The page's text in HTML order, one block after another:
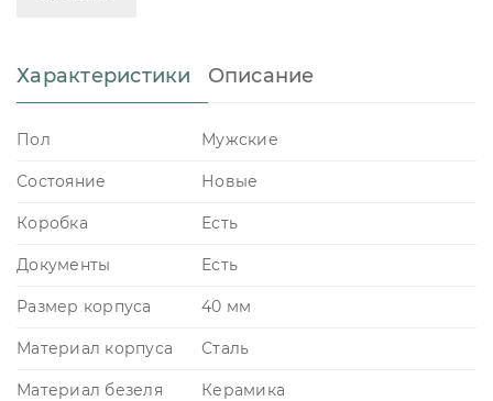
Характеристики Описание
Пол Мужские
Состояние Новые
Коробка Есть
Документы Есть
Размер корпуса 40 мм
Материал корпуса Сталь
Материал безеля Керамика